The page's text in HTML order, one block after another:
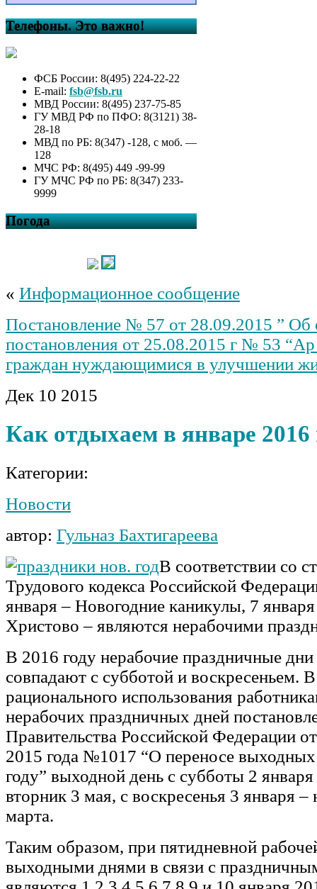
Телефоны. Это важно!
ФСБ России: 8(495) 224-22-22
E-mail: fsb@fsb.ru
МВД России: 8(495) 237-75-85
ГУ МВД РФ по ПФО: 8(3121) 38-
28-18
МВД по РБ: 8(347) -128, с моб. —
128
МЧС РФ: 8(495) 449 -99-99
ГУ МЧС РФ по РБ: 8(347) 233-
9999
Погода
« Информационное сообщение
Постановление № 57 от 28.09.2015 ” Об
постановления от 25.08.2015 г № 53
граждан нуждающимися в улучшении
Дек 10 2015
Как отдыхаем в январе 2016
Категории:
Новости
автор: Гульназ Бахтигареева
В соответствии со
Трудового кодекса Российской
января – Новогодние каникулы, 7
Христово – являются нерабочими
В 2016 году нерабочие праздничные
совпадают с субботой и воскресеньем.
рационального использования
нерабочих праздничных дней
Правительства Российской Федерации
2015 года №1017 “О переносе
году” выходной день с субботы 2 января
вторник 3 мая, с воскресенья 3 января –
марта.
Таким образом, при пятидневной
выходными днями в связи с